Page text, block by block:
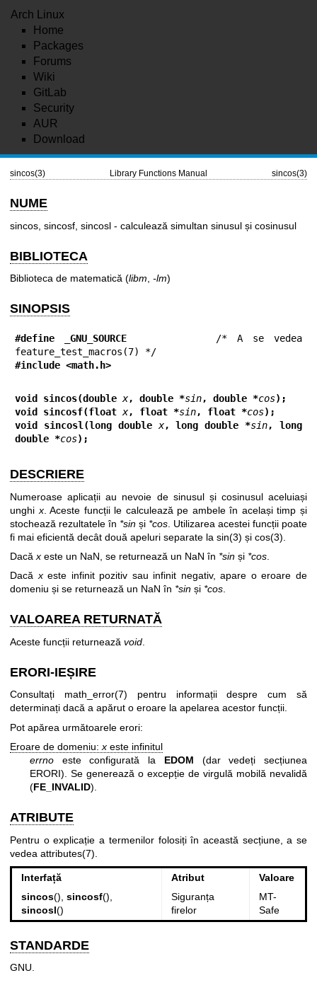
Arch Linux
Home
Packages
Forums
Wiki
GitLab
Security
AUR
Download
sincos(3) Library Functions Manual sincos(3)
NUME
sincos, sincosf, sincosl - calculează simultan sinusul și cosinusul
BIBLIOTECA
Biblioteca de matematică (libm -lm)
SINOPSIS
#define _GNU_SOURCE
         /* A se vedea
#include <math.h>
void sincos(double x, double *sin, double *cos);
void sincosf(float x, float *sin, float *cos);
void sincosl(long double x, long double *sin, long
double *cos);
DESCRIERE
Numeroase aplicații au nevoie de sinusul și cosinusul aceluiași
unghi x. Aceste funcții le calculează pe ambele în același timp și
stochează rezultatele în *sin și *cos . Utilizarea acestei funcții poate
fi mai eficientă decât două apeluri separate la sin(3) și cos(3)
Dacă x este un NaN, se returnează un NaN în *sin și *cos
Dacăxeste infinit pozitiv sau infinit negativ, apare o eroare de
domeniu și se returnează un NaN în *sin și *cos.
VALOAREA RETURNATĂ
Aceste funcții returnează void
ERORI-IEȘIRE
Consultați math_error(7) pentru informații despre cum să
determinați dacă a apărut o eroare la apelarea acestor funcții.
Pot apărea următoarele erori:
Eroare de domeniu: x este infinitul
errno este configurată la EDOM (dar vedeți secțiunea
ERORI). Se generează o excepție de virgulă mobilă nevalidă
(FE_INVALID).
ATRIBUTE
Pentru o explicație a termenilor folosiți în această secțiune, a se
vedea attributes(7)
Interfață Atribut
Valoare
sincos(), sincosf(),
sincosl()
Siguranța
firelor
MT-
Safe
STANDARDE
GNU.